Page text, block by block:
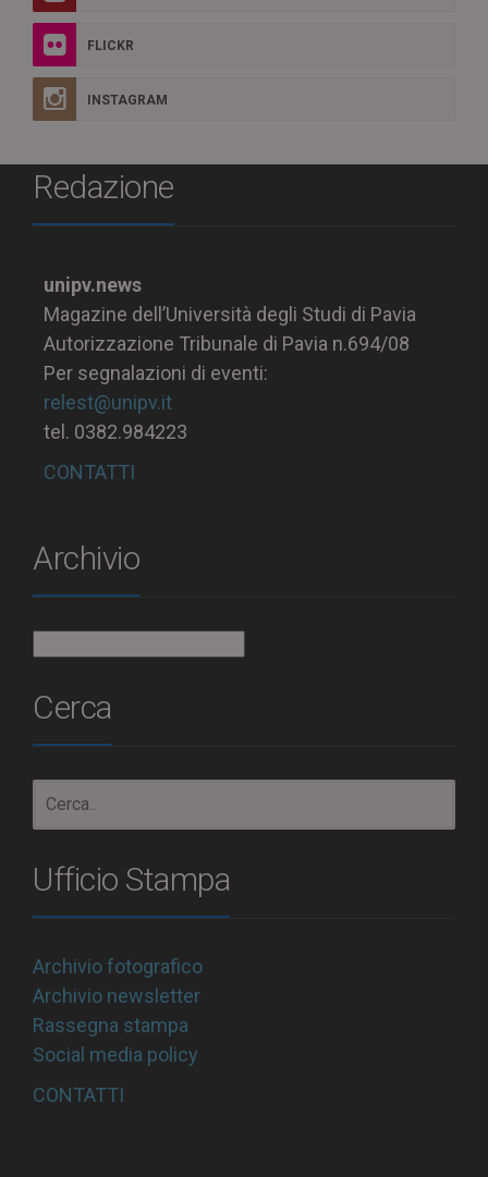
FLICKR
INSTAGRAM
Redazione
unipv.news
Magazine dell’Università degli Studi di Pavia
Autorizzazione Tribunale di Pavia n.694/08
Per segnalazioni di eventi:
relest@unipv.it
tel. 0382.984223
CONTATTI
Archivio
Cerca
Ufficio Stampa
Archivio fotografico
Archivio newsletter
Rassegna stampa
Social media policy
CONTATTI